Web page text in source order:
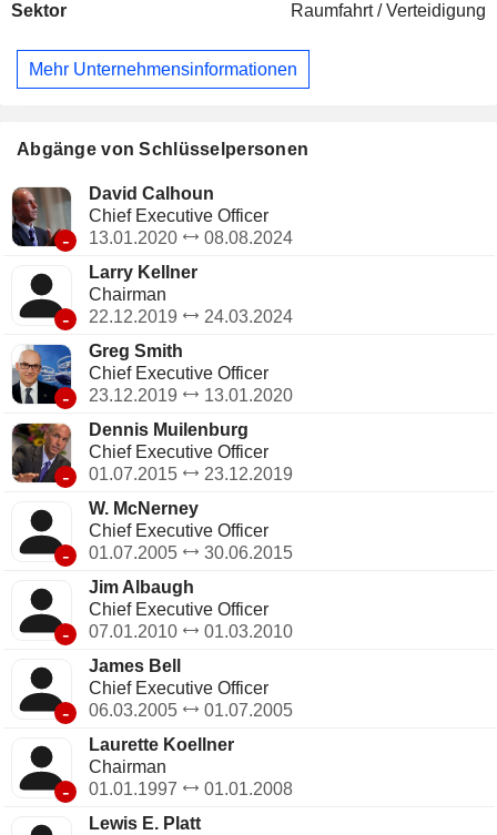
Verkehrsflugzeugen liefert der Konzern Ersatzteile und
Ingenieursdienstleistungen an. Der verbleibende Umsatz
(23,3 %) stammt aus Dienstleistungen (Logistik und
Finanzierung von Verkehrs- und Privatflugzeugen und dem
sich geografisch wie folgt: Vereinigte Staaten (53,8 %),
Asien (18,4 %), Europa (12,8 %), Naher Osten (7,8 %),
Kanada (2 %), Ozeanien (1,8 %), Afrika (1,8 %) und
Sonstige (1,6 %).
Sektor Raumfahrt / Verteidigung
Mehr Unternehmensinformationen
Abgänge von Schlüsselpersonen
-
David Calhoun
Chief Executive Officer
13.01.2020
08.08.2024
-
Larry Kellner
Chairman
22.12.2019
24.03.2024
-
Greg Smith
Chief Executive Officer
23.12.2019
13.01.2020
-
Dennis Muilenburg
Chief Executive Officer
01.07.2015
23.12.2019
-
W. McNerney
Chief Executive Officer
01.07.2005
30.06.2015
-
Jim Albaugh
Chief Executive Officer
07.01.2010
01.03.2010
-
James Bell
Chief Executive Officer
06.03.2005
01.07.2005
-
Laurette Koellner
Chairman
01.01.1997
01.01.2008
Lewis E. Platt